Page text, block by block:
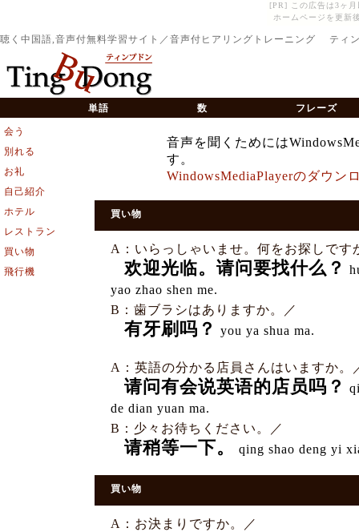
[PR] この広告は3ヶ
ホームページを更新
聴く中国語,音声付無料学習サイト／音声付ヒアリングトレーニング ティ
単語 数 フレーズ
会う
別れる
お礼
自己紹介
ホテル
レストラン
買い物
飛行機
音声を聞くためには
す。
WindowsMediaPlayerのダウン
買い物
A：いらっしゃいませ。何をお探しです
欢迎光临。请问要找什么？
yao zhao shen me.
B：歯ブラシはありますか。／
有牙刷吗？ you ya shua ma.
A：英語の分かる店員さんはいますか。
请问有会说英语的店员吗？
de dian yuan ma.
B：少々お待ちください。／
请稍等一下。 qing shao deng yi
買い物
A：お決まりですか。／